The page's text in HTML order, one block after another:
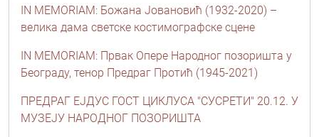
IN MEMORIAM: Божана Јовановић (1932-2020) –
велика дама светске костимографске сцене
IN MEMORIAM: Првак Опере Народног позоришта у
Београду, тенор Предраг Протић (1945-2021)
ПРЕДРАГ ЕЈДУС ГОСТ ЦИКЛУСА "СУСРЕТИ" 20.12. У
МУЗЕЈУ НАРОДНОГ ПОЗОРИШТА